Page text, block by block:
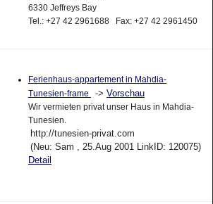
6330 Jeffreys Bay
Tel.: +27 42 2961688 Fax: +27 42 2961450
Ferienhaus-appartement in Mahdia-
Tunesien-frame
-> Vorschau
Wir vermieten privat unser Haus in Mahdia-
Tunesien.
http://tunesien-privat.com
(Neu: Sam , 25.Aug 2001 LinkID: 120075)
Detail